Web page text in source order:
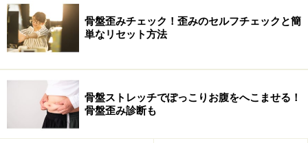
ますよね。この前かがみ姿勢を長時間続けることで、大
胸筋をゆるめハリのないバストにしてしまうのです。
【改善ワンポイント】
骨盤歪みチェック！歪みのセルフチェックと簡
単なリセット方法
骨盤ストレッチでぽっこりお腹をへこませる！
骨盤歪み診断も